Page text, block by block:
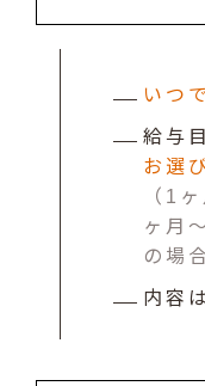
いつ
給与
お選び
（1
ヶ月
の場
内容は